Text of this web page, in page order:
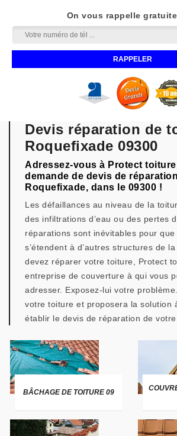
On vous rappelle
Devis réparation de
Roquefixade 09300
Adressez-vous à Protect
demande de devis de
Roquefixade, dans le 09300 !
Les défaillances au niveau de la
des infiltrations d’eau ou des pertes
réparations sont inévitables pour
s’étendent à d’autres structures de
devez réparer votre toiture, Protect
entreprise de couverture à qui vous
adresser. Exposez-lui votre
votre toiture et proposera la solution
établir le devis de réparation de
BÂCHAGE DE TOITURE 09